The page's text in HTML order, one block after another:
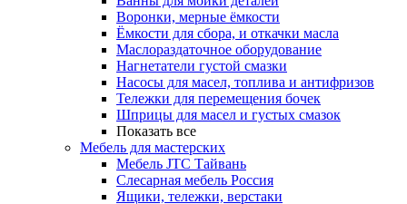
Воронки, мерные ёмкости
Ёмкости для сбора, и откачки масла
Маслораздаточное оборудование
Нагнетатели густой смазки
Насосы для масел, топлива и антифризов
Тележки для перемещения бочек
Шприцы для масел и густых смазок
Показать все
Мебель для мастерских
Мебель JTC Тайвань
Слесарная мебель Россия
Ящики, тележки, верстаки